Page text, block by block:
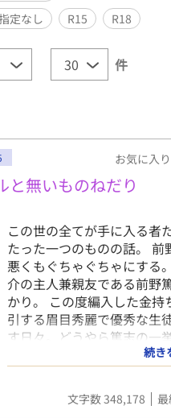
定なし R15 R18
件
お気に入
と無いものねだり
この世の全てが手に入る者
たった一つのものの話。
悪くもぐちゃぐちゃにする
介の主人兼親友である前野
かり。 この度編入した金
引する眉目秀麗で優秀な生
す日々。どうやら篤志の一
ぎる』天才たちの心に刺さ
蟻の如く篤志に群がるし、
ァンからはやっかみを買う
そんな主人を全てのもの
続き
文字数 348,178